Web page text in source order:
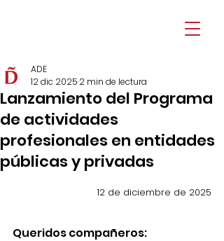
Lanzamiento del Programa
de actividades
profesionales en entidades
públicas y privadas
ADE
12 dic 2025 2 min de lectura
12 de diciembre de 2025
Queridos compañeros: